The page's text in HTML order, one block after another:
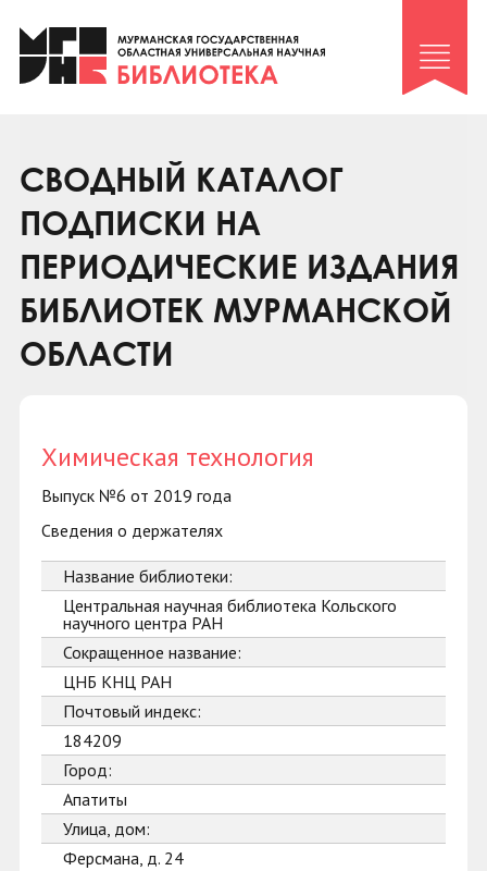
Клуб «Гиря и сельдерей»
Клуб «Семейный архив»
Коллегам
Контакты
СВОДНЫЙ КАТАЛОГ
ПОДПИСКИ НА
ПЕРИОДИЧЕСКИЕ ИЗДАНИЯ
БИБЛИОТЕК МУРМАНСКОЙ
ОБЛАСТИ
Химическая технология
Выпуск №6 от 2019 года
Сведения о держателях
Название библиотеки:
Центральная научная библиотека Кольского
научного центра РАН
Сокращенное название:
ЦНБ КНЦ РАН
Почтовый индекс:
184209
Город:
Апатиты
Улица, дом:
Ферсмана, д. 24